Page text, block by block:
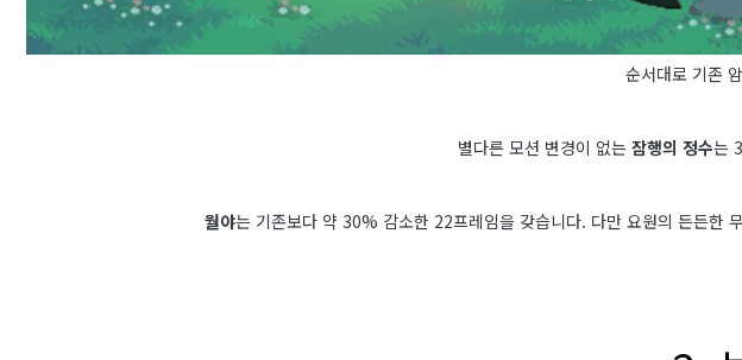
순서대로 기존
별다른 모션 변경이 없는 잠행의 정수는
월야는 기존보다 약 30% 감소한 22프레임을 갖습니다. 다만 요원의 든든한